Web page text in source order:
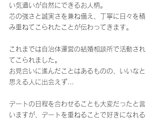
い気遣いが自然にできるお人柄。
芯の強さと誠実さを兼ね備え、丁寧に日々を積
み重ねてこられたことが伝わってきます。
これまでは自治体運営の結婚相談所で活動され
てこられました。
お見合いに進んだことはあるものの、いいなと
思える人に出会えず…
デートの日程を合わせることも大変だったと言
いますが、デートを重ねることで好きになれる